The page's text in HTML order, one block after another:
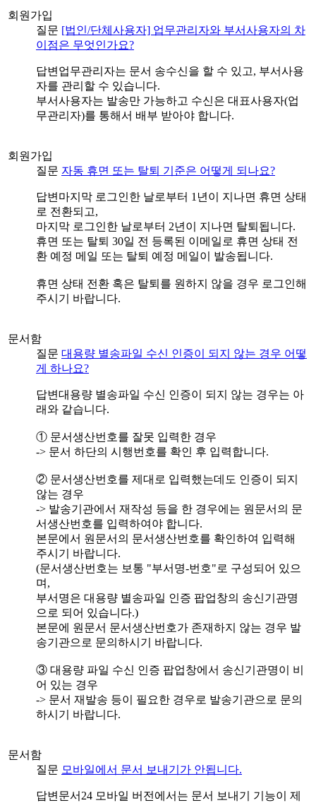
회원가입
질문 [법인/단체사용자] 업무관리자와 부서사용자의 차
이점은 무엇인가요?
답변 업무관리자는 문서 송수신을 할 수 있고, 부서사용
자를 관리할 수 있습니다.
부서사용자는 발송만 가능하고 수신은 대표사용자(업
무관리자)를 통해서 배부 받아야 합니다.
회원가입
질문 자동 휴면 또는 탈퇴 기준은 어떻게 되나요?
답변 마지막 로그인한 날로부터 1년이 지나면 휴면 상태
로 전환되고,
마지막 로그인한 날로부터 2년이 지나면 탈퇴됩니다.
휴면 또는 탈퇴 30일 전 등록된 이메일로 휴면 상태 전
환 예정 메일 또는 탈퇴 예정 메일이 발송됩니다.
휴면 상태 전환 혹은 탈퇴를 원하지 않을 경우 로그인해
주시기 바랍니다.
문서함
질문 대용량 별송파일 수신 인증이 되지 않는 경우 어떻
게 하나요?
답변대용량 별송파일 수신 인증이 되지 않는 경우는 아
래와 같습니다.
① 문서생산번호를 잘못 입력한 경우
-> 문서 하단의 시행번호를 확인 후 입력합니다.
② 문서생산번호를 제대로 입력했는데도 인증이 되지
않는 경우
-> 발송기관에서 재작성 등을 한 경우에는 원문서의 문
서생산번호를 입력하여야 합니다.
본문에서 원문서의 문서생산번호를 확인하여 입력해
주시기 바랍니다.
(문서생산번호는 보통 "부서명-번호"로 구성되어 있으
며,
부서명은 대용량 별송파일 인증 팝업창의 송신기관명
으로 되어 있습니다.)
본문에 원문서 문서생산번호가 존재하지 않는 경우 발
송기관으로 문의하시기 바랍니다.
③ 대용량 파일 수신 인증 팝업창에서 송신기관명이 비
어 있는 경우
-> 문서 재발송 등이 필요한 경우로 발송기관으로 문의
하시기 바랍니다.
문서함
질문 모바일에서 문서 보내기가 안됩니다.
답변 문서24 모바일 버전에서는 문서 보내기 기능이 제